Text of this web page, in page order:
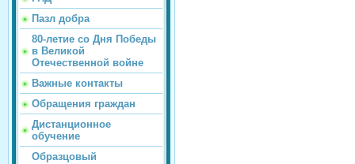
Пазл добра
80-летие со Дня Победы
в Великой
Отечественной войне
Важные контакты
Обращения граждан
Дистанционное
обучение
Образцовый